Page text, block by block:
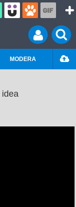
MODERA
idea